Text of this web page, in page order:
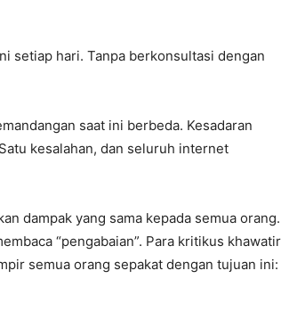
setiap hari. Tanpa berkonsultasi dengan
saat ini berbeda. Kesadaran
kesalahan, dan seluruh internet
dampak yang sama kepada semua orang.
“pengabaian”. Para kritikus khawatir
semua orang sepakat dengan tujuan ini: